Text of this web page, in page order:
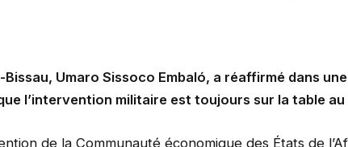
Bissau, Umaro Sissoco Embaló, a réaffirmé dans
l’intervention militaire est toujours sur la table au
de la Communauté économique des États de